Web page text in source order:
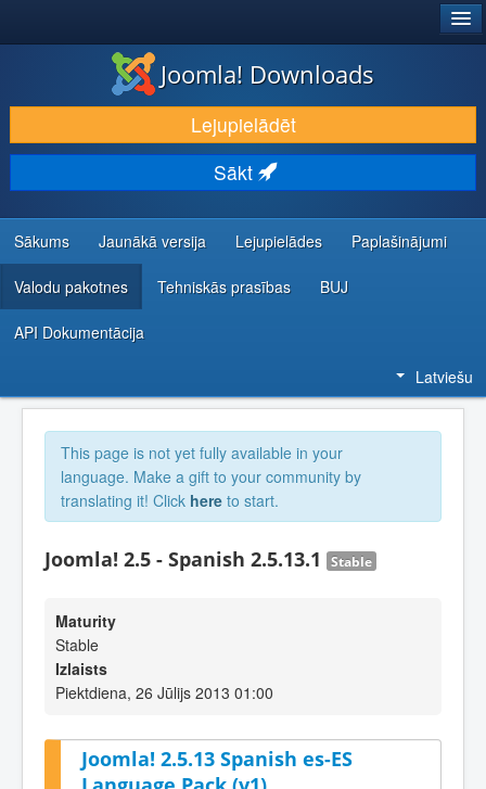
LEJUPIELĀDĒT UN PAPLAŠINĀT
ATKLĀJ UN IEMĀCIES
KOPIENA UN ATBALSTS
IZSTRĀDĀTĀJU RESURSI
Joomla! Downloads
Lejupielādēt
Sākt
Sākums Jaunākā versija Lejupielādes Paplašinājumi
Valodu pakotnes Tehniskās prasības BUJ
API Dokumentācija
Latviešu
This page is not yet fully available in your
language. Make a gift to your community by
translating it! Click here to start.
Joomla! 2.5 - Spanish 2.5.13.1 Stable
Maturity
Stable
Izlaists
Piektdiena, 26 Jūlijs 2013 01:00
Joomla! 2.5.13 Spanish es-ES